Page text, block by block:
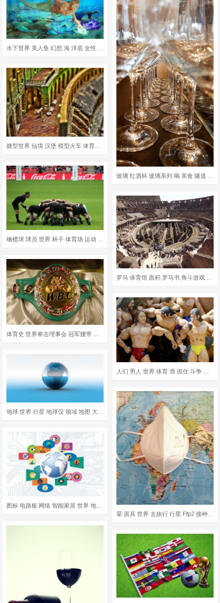
橄榄球 球员 世界 杯子 体育场 运动 温布利 锦标赛 绿色杯
体育史 世界拳击理事会 冠军腰带 布朗运动 棕色的盒子
地球 世界 行星 地球仪 领域 地图 大陆 海洋 3D 球
图标 电路板 网络 智能家居 世界 地球 印刷电路板 操舵 商业
玻璃 红酒杯 玻璃系列 喝 美食 隧道 眼镜隧道
罗马 体育馆 面积 罗马书 角斗游戏 角斗士 罗马帝国 世界奇迹